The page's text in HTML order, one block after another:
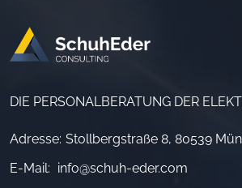
DIE PERSONALBERATUNG DER
Adresse: Stollbergstraße 8, 80539
E-Mail: info@schuh-eder.com